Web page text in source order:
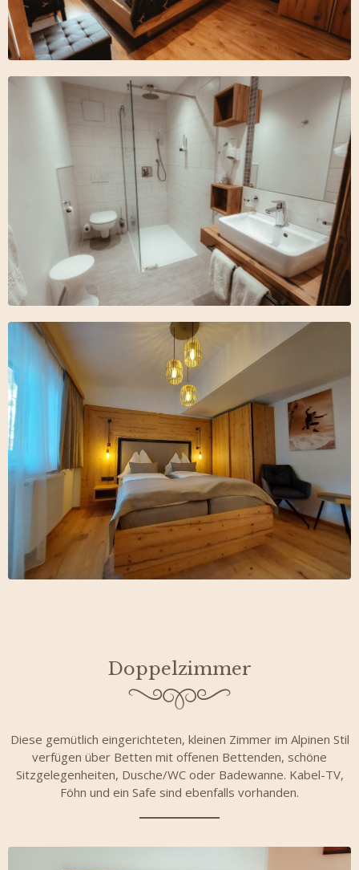
Doppelzimmer
Diese gemütlich eingerichteten, kleinen Zimmer im Alpinen Stil
verfügen über Betten mit offenen Bettenden, schöne
Sitzgelegenheiten, Dusche/WC oder Badewanne. Kabel-TV,
Föhn und ein Safe sind ebenfalls vorhanden.